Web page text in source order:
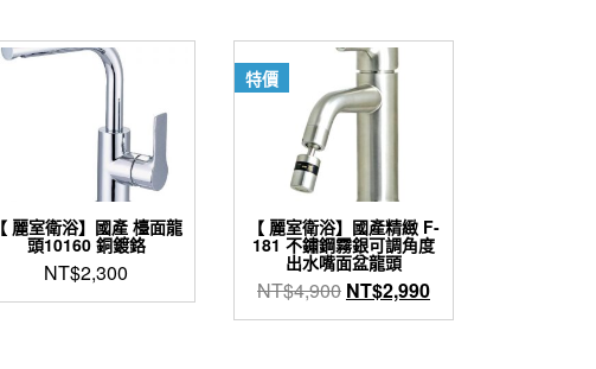
格：
NT$11,000。
格：
NT$8,600。
格：
NT$83,000。
格：
【 麗室衛浴】國產 檯面龍
頭10160 銅鍍鉻
NT$2,300
特價
【 麗室衛浴】國產精緻 F-
181 不鏽鋼霧銀可調角度
出水嘴面盆龍頭
NT$4,900 原
始
NT$2,990目
前